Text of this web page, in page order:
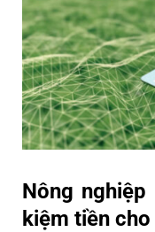
Nông
kiệm tiền